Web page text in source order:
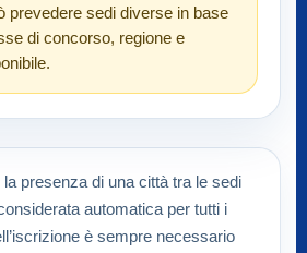
prevedere sedi diverse in base
di concorso, regione e
la presenza di una città tra le sedi
automatica per tutti i
è sempre necessario